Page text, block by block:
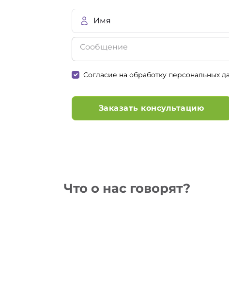
Согласие на обработку персональных
Заказать консультацию
Что о нас говорят?